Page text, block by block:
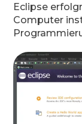
Eclipse
Computer